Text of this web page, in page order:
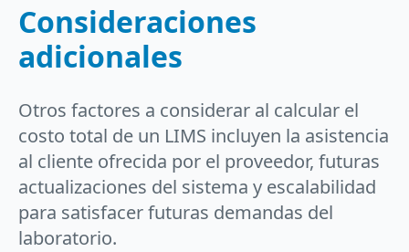
Consideraciones
adicionales
Otros factores a considerar al calcular el
costo total de un LIMS incluyen la asistencia
al cliente ofrecida por el proveedor, futuras
actualizaciones del sistema y escalabilidad
para satisfacer futuras demandas del
laboratorio.